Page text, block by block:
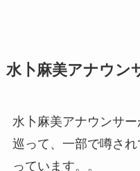
水卜麻美アナウン
水卜麻美アナウンサ
巡って、一部で噂され
っています。。